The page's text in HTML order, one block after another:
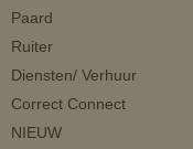
Paard
Ruiter
Diensten/ Verhuur
Correct Connect
NIEUW